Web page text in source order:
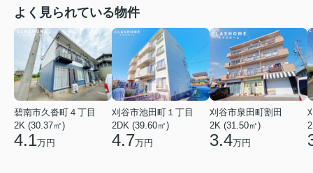
よく見られている物件
碧南市久沓町４丁目
2K (30.37㎡)
4.1万円
刈谷市池田町１丁目
2DK (39.60㎡)
4.7万円
刈谷市泉田町割田
2K (31.50㎡)
3.4万円